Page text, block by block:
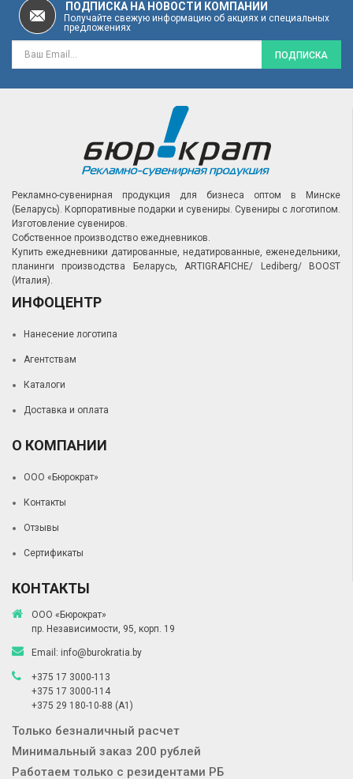
ПОДПИСКА НА НОВОСТИ КОМПАНИИ
Получайте свежую информацию об акциях и специальных
предложениях
ПОДПИСКА
Рекламно-сувенирная продукция для бизнеса оптом в Минске
(Беларусь). Корпоративные подарки и сувениры. Сувениры с логотипом.
Изготовление сувениров.
Собственное производство ежедневников.
Купить ежедневники датированные, недатированные, еженедельники,
планинги производства Беларусь, ARTIGRAFICHE/ Lediberg/ BOOST
(Италия).
ИНФОЦЕНТР
Нанесение логотипа
Агентствам
Каталоги
Доставка и оплата
О КОМПАНИИ
ООО «Бюрократ»
Контакты
Отзывы
Сертификаты
КОНТАКТЫ
ООО «Бюрократ»
пр. Независимости, 95, корп. 19
Email: info@burokratia.by
+375 17 3000-113
+375 17 3000-114
+375 29 180-10-88 (A1)
Только безналичный расчет
Минимальный заказ 200 рублей
Работаем только с резидентами РБ